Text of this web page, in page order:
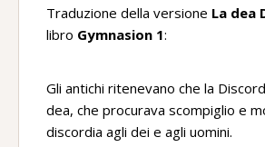
Traduzione della versione La dea
libro Gymnasion 1:
Gli antichi ritenevano che la
dea, che procurava scompiglio e
discordia agli dei e agli uomini.